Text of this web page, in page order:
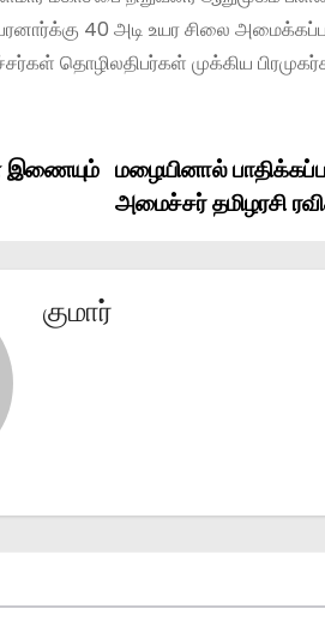
40 அடி உயர சிலை
தொழிலதிபர்கள் முக்கிய
மழையினால்
அமைச்சர் தமிழரசி
இணையும்
குமார்